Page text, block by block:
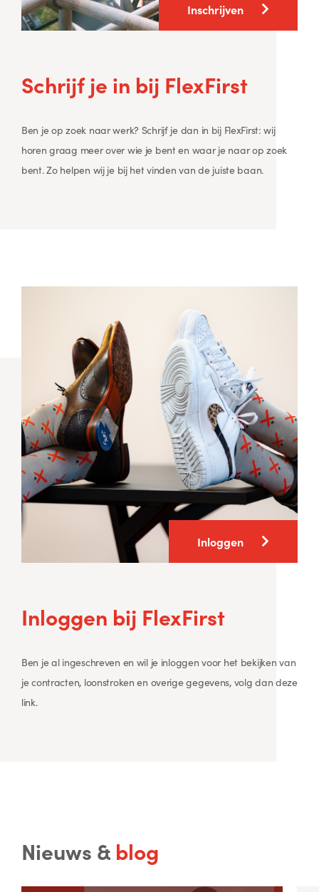
Inschrijven
Schrijf je in bij FlexFirst
Ben je op zoek naar werk? Schrijf je dan in bij FlexFirst: wij
horen graag meer over wie je bent en waar je naar op zoek
bent. Zo helpen wij je bij het vinden van de juiste baan.
Inloggen
Inloggen bij FlexFirst
Ben je al ingeschreven en wil je inloggen voor het bekijken van
je contracten, loonstroken en overige gegevens, volg dan deze
link.
Nieuws & blog